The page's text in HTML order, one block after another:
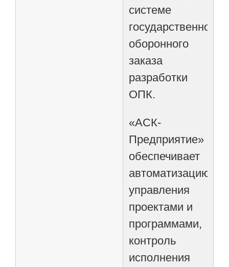
системе
государственного
оборонного
заказа
разработки
ОПК.
«АСК-
Предприятие»
обеспечивает
автоматизацию
управления
проектами и
программами,
контроль
исполнения